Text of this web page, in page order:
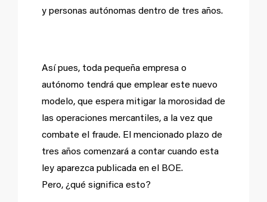
y personas autónomas dentro de tres años.
Así pues, toda pequeña empresa o
autónomo tendrá que emplear este nuevo
modelo, que espera mitigar la morosidad de
las operaciones mercantiles, a la vez que
combate el fraude. El mencionado plazo de
tres años comenzará a contar cuando esta
ley aparezca publicada en el BOE.
Pero, ¿qué significa esto?